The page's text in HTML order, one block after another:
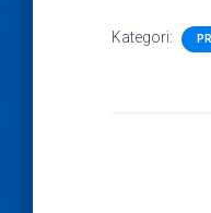
Kategori: